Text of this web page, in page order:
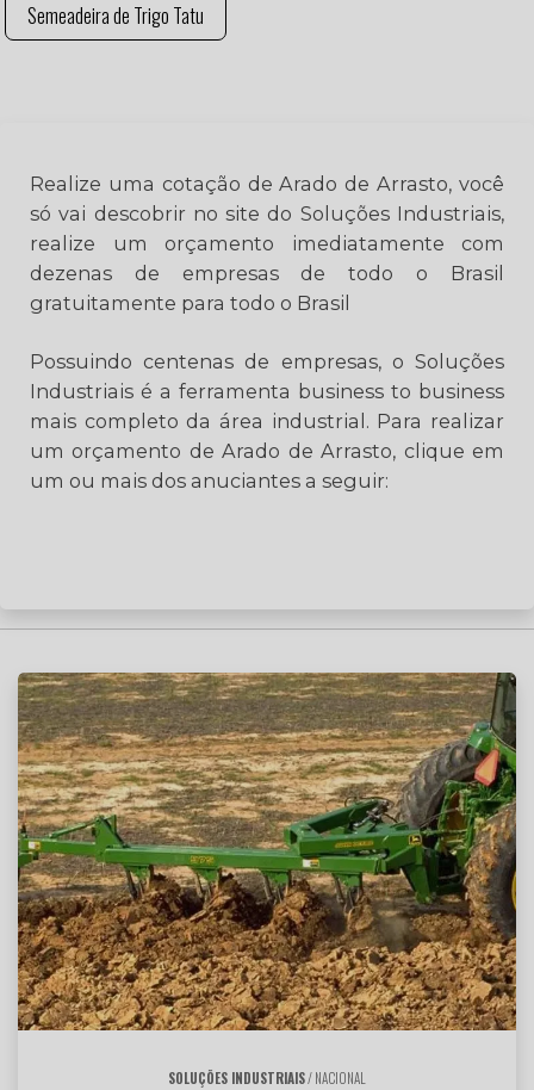
Semeadeira de Trigo Tatu
Realize uma cotação de Arado de Arrasto, você
só vai descobrir no site do Soluções Industriais,
realize um orçamento imediatamente com
dezenas de empresas de todo o Brasil
gratuitamente para todo o Brasil
Possuindo centenas de empresas, o Soluções
Industriais é a ferramenta business to business
mais completo da área industrial. Para realizar
um orçamento de Arado de Arrasto, clique em
um ou mais dos anuciantes a seguir:
SOLUÇÕES INDUSTRIAIS/ NACIONAL